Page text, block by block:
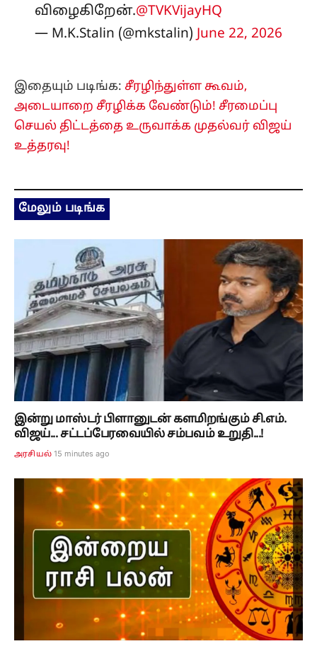
விழைகிறேன்.@TVKVijayHQ
— M.K.Stalin (@mkstalin) June 22, 2026
இதையும் படிங்க: சீரழிந்துள்ள கூவம்,
அடையாறை சீரழிக்க வேண்டும்! சீரமைப்பு
செயல் திட்டத்தை உருவாக்க முதல்வர் விஜய்
உத்தரவு!
மேலும் படிங்க
இன்று மாஸ்டர் பிளானுடன் களமிறங்கும் சி.எம்.
விஜய்... சட்டப்பேரவையில் சம்பவம் உறுதி...!
அரசியல் 15 minutes ago